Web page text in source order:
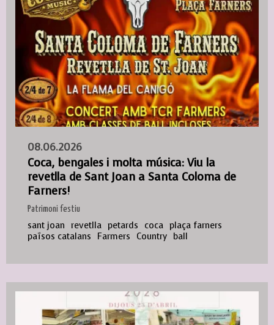
08.06.2026
Coca, bengales i molta música: Viu la
revetlla de Sant Joan a Santa Coloma de
Farners!
Patrimoni festiu
sant joan revetlla petards coca plaça farners
països catalans
Farmers Country ball